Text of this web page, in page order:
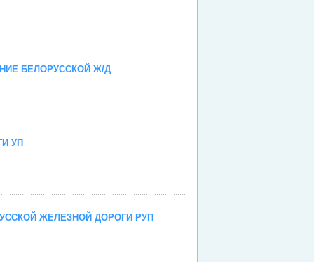
БЕЛОРУССКОЙ Ж/Д
УП
ЖЕЛЕЗНОЙ ДОРОГИ РУП